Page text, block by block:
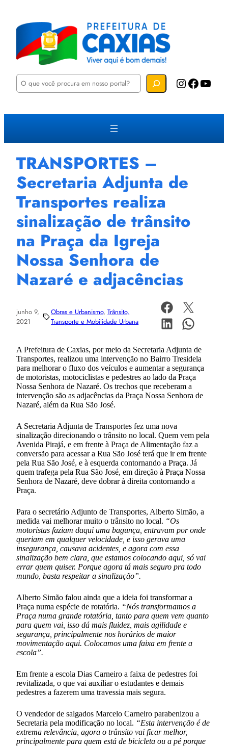
P
u
a
Instagram Facebook YouTube
TRANSPORTES –
Secretaria Adjunta de
Transportes realiza
sinalização de trânsito
na Praça da Igreja
Nossa Senhora de
Nazaré e adjacências
junho 9,
2021
Obras e Urbanismo, Trânsito,
Transporte e Mobilidade Urbana
A Prefeitura de Caxias, por meio da Secretaria Adjunta de
Transportes, realizou uma intervenção no Bairro Tresidela
para melhorar o fluxo dos veículos e aumentar a segurança
de motoristas, motociclistas e pedestres ao lado da Praça
Nossa Senhora de Nazaré. Os trechos que receberam a
intervenção são as adjacências da Praça Nossa Senhora de
Nazaré, além da Rua São José.
A Secretaria Adjunta de Transportes fez uma nova
sinalização direcionando o trânsito no local. Quem vem pela
Avenida Pirajá, e em frente à Praça de Alimentação faz a
conversão para acessar a Rua São José terá que ir em frente
pela Rua São José, e à esquerda contornando a Praça. Já
quem trafega pela Rua São José, em direção à Praça Nossa
Senhora de Nazaré, deve dobrar à direita contornando a
Praça.
Para o secretário Adjunto de Transportes, Alberto Simão, a
medida vai melhorar muito o trânsito no local. “Os
motoristas faziam daqui uma bagunça, entravam por onde
queriam em qualquer velocidade, e isso gerava uma
insegurança, causava acidentes, e agora com essa
sinalização bem clara, que estamos colocando aqui, só vai
errar quem quiser. Porque agora tá mais seguro pra todo
mundo, basta respeitar a sinalização”.
Alberto Simão falou ainda que a ideia foi transformar a
Praça numa espécie de rotatória. “Nós transformamos a
Praça numa grande rotatória, tanto para quem vem quanto
para quem vai, isso dá mais fluidez, mais agilidade e
segurança, principalmente nos horários de maior
movimentação aqui. Colocamos uma faixa em frente a
escola”.
Em frente a escola Dias Carneiro a faixa de pedestres foi
revitalizada, o que vai auxiliar o estudantes e demais
pedestres a fazerem uma travessia mais segura.
O vendedor de salgados Marcelo Carneiro parabenizou a
Secretaria pela modificação no local. “Esta intervenção é de
extrema relevância, agora o trânsito vai ficar melhor,
principalmente para quem está de bicicleta ou a pé porque